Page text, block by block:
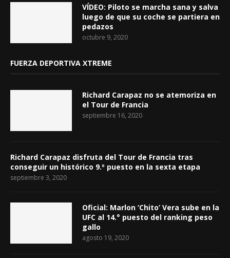
VÍDEO: Piloto se marcha sana y salva
luego de que su coche se partiera en
pedazos
octubre 9, 2020
FUERZA DEPORTIVA XTREME
Richard Carapaz no se atemoriza en
el Tour de Francia
septiembre 16, 2020
Richard Carapaz disfruta del Tour de Francia tras
conseguir un histórico 9.º puesto en la sexta etapa
septiembre 3, 2020
Oficial: Marlon ‘Chito’ Vera sube en la
UFC al 14.° puesto del ranking peso
gallo
agosto 19, 2020